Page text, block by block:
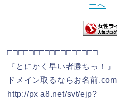
□□□□□□□□□□□□□□□□□
『とにかく早い者勝ちっ！』
ドメイン取るならお名前.com
http://px.a8.net/svt/ejp?